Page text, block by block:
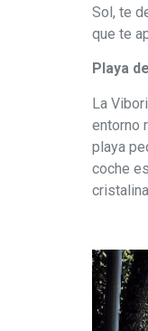
Sol, te
que te
Playa
La
entorno
playa
coche